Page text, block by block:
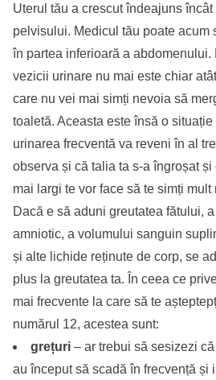
Uterul tău a crescut îndeajuns
pelvisului. Medicul tău poate acum
în partea inferioară a abdomenului.
vezicii urinare nu mai este chiar
care nu vei mai simți nevoia să
toaletă. Aceasta este însă o
urinarea frecventă va reveni în al
observa și că talia ta s-a îngroșat
mai largi te vor face să te simți mult
Dacă e să aduni greutatea fătului,
amniotic, a volumului sanguin
și alte lichide reținute de corp, se
plus la greutatea ta. În ceea ce
mai frecvente la care să te
numărul 12, acestea sunt:
grețuri – ar trebui să sesizezi
au început să scadă în frecvență și